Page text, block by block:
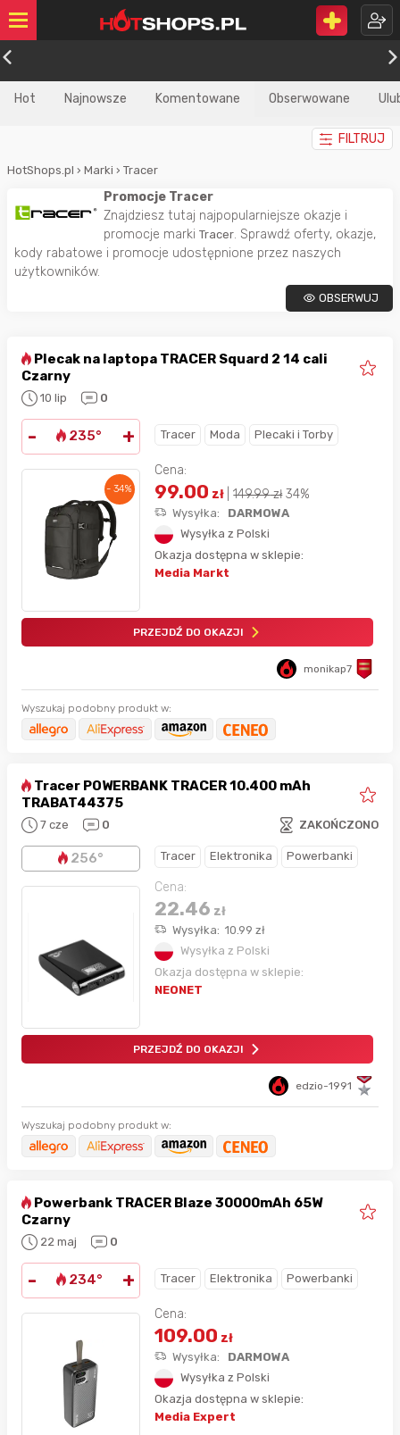
Hot Najnowsze Komentowane Obserwowane
FILTRUJ
HotShops.pl › Marki › Tracer
Promocje Tracer
Znajdziesz tutaj najpopularniejsze okazje i
promocje marki Tracer. Sprawdź oferty, okazje,
kody rabatowe i promocje udostępnione przez naszych
użytkowników.
OBSERWUJ
Plecak na laptopa TRACER Squard 2 14 cali
Czarny
10 lip 0
- 235° + Tracer Moda Plecaki i Torby
- 34%
Cena:
99.00 zł 149.99zł 34%
Wysyłka:
DARMOWA
Wysyłka z Polski
Okazja dostępna w sklepie:
Media Markt
PRZEJDŹ DO OKAZJI
monikap7
Wyszukaj podobny produkt w:
Tracer POWERBANK TRACER 10.400 mAh
TRABAT44375
7 cze 0 ZAKOŃCZONO
256° Tracer Elektronika Powerbanki
Cena:
22.46 zł
Wysyłka: 10.99 zł
Wysyłka z Polski
Okazja dostępna w sklepie:
NEONET
PRZEJDŹ DO OKAZJI
edzio-1991
Wyszukaj podobny produkt w:
Powerbank TRACER Blaze 30000mAh 65W
Czarny
22 maj 0
- 234° + Tracer Elektronika Powerbanki
Cena:
109.00 zł
Wysyłka:
DARMOWA
Wysyłka z Polski
Okazja dostępna w sklepie:
Media Expert